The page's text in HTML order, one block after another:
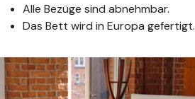
Alle Bezüge sind abnehmbar.
Das Bett wird in Europa gefertigt.